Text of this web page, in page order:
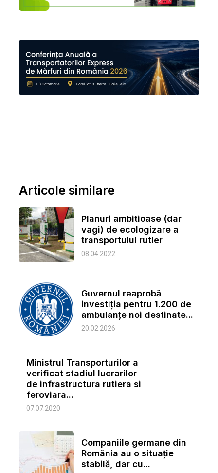
Articole similare
Planuri ambitioase (dar
vagi) de ecologizare a
transportului rutier
08.04.2022
Guvernul reaprobă
investiția pentru 1.200 de
ambulanțe noi destinate...
20.02.2026
Ministrul Transporturilor a
verificat stadiul lucrarilor
de infrastructura rutiera si
feroviara...
07.07.2020
Companiile germane din
România au o situație
stabilă, dar cu...